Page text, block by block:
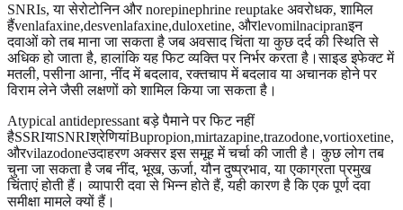
SNRIs, या सेरोटोनिन और norepinephrine reuptake अवरोधक, शामिल
हैंvenlafaxine,desvenlafaxine,duloxetine, औरlevomilnacipranइन
दवाओं को तब माना जा सकता है जब अवसाद चिंता या कुछ दर्द की स्थिति से
अधिक हो जाता है, हालांकि यह फिट व्यक्ति पर निर्भर करता है।साइड इफेक्ट में
मतली, पसीना आना, नींद में बदलाव, रक्तचाप में बदलाव या अचानक होने पर
विराम लेने जैसी लक्षणों को शामिल किया जा सकता है।
Atypical antidepressant बड़े पैमाने पर फिट नहीं
हैSSRIयाSNRIश्रेणियांBupropion,mirtazapine,trazodone,vortioxetine,
औरvilazodoneउदाहरण अक्सर इस समूह में चर्चा की जाती है। कुछ लोग तब
चुना जा सकता है जब नींद, भूख, ऊर्जा, यौन दुष्प्रभाव, या एकाग्रता प्रमुख
चिंताएं होती हैं। व्यापारी दवा से भिन्न होते हैं, यही कारण है कि एक पूर्ण दवा
समीक्षा मामले क्यों हैं।